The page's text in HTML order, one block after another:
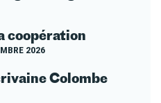
coopération
2026
Colombe